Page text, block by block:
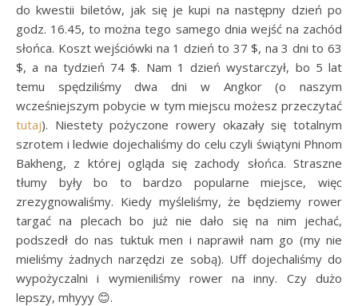
do kwestii biletów, jak się je kupi na następny dzień po
godz. 16.45, to można tego samego dnia wejść na zachód
słońca. Koszt wejściówki na 1 dzień to 37 $, na 3 dni to 63
$, a na tydzień 74 $. Nam 1 dzień wystarczył, bo 5 lat
temu spędziliśmy dwa dni w Angkor (o naszym
wcześniejszym pobycie w tym miejscu możesz przeczytać
tutaj). Niestety pożyczone rowery okazały się totalnym
szrotem i ledwie dojechaliśmy do celu czyli świątyni Phnom
Bakheng, z której ogląda się zachody słońca. Straszne
tłumy były bo to bardzo popularne miejsce, więc
zrezygnowaliśmy. Kiedy myśleliśmy, że będziemy rower
targać na plecach bo już nie dało się na nim jechać,
podszedł do nas tuktuk men i naprawił nam go (my nie
mieliśmy żadnych narzędzi ze sobą). Uff dojechaliśmy do
wypożyczalni i wymieniliśmy rower na inny. Czy dużo
lepszy, mhyyy 😊.